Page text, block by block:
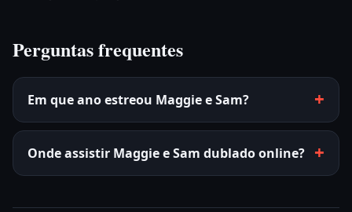
Perguntas frequentes
Em que ano estreou Maggie e Sam?
Onde assistir Maggie e Sam dublado online?